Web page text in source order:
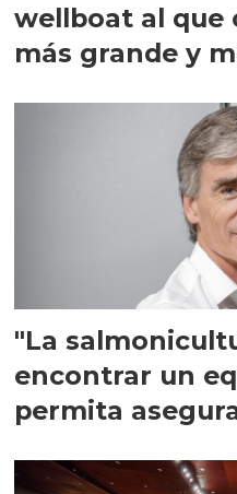
wellboat al que
más grande y
"La
encontrar un
permita